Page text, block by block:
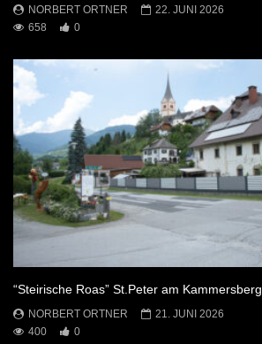
NORBERT ORTNER
22. JUNI 2026
658
0
“Steirische Roas” St.Peter am Kammersberg
NORBERT ORTNER
21. JUNI 2026
400
0